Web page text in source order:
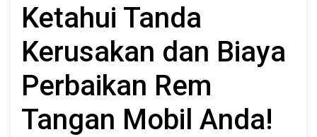
Ketahui Tanda
Kerusakan dan Biaya
Perbaikan Rem
Tangan Mobil Anda!